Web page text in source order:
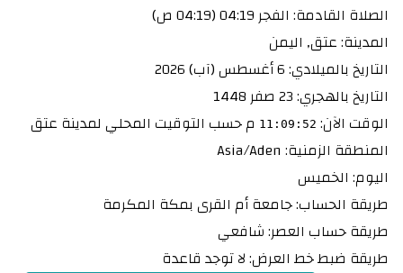
الصلاة القادمة: الفجر 04:19 (04:19 ص)
المدينة: عتق, اليمن
التاريخ بالميلادي: 6 أغسطس (آب) 2026
التاريخ بالهجري: 23 صفر 1448
الوقت الآن: 11:09:52 محسب التوقيت المحلي لمدينة عتق
المنطقة الزمنية: Asia/Aden
اليوم: الخميس
طريقة الحساب: جامعة أم القرى بمكة المكرمة
طريقة حساب العصر: شافعي
طريقة ضبط خط العرض: لا توجد قاعدة